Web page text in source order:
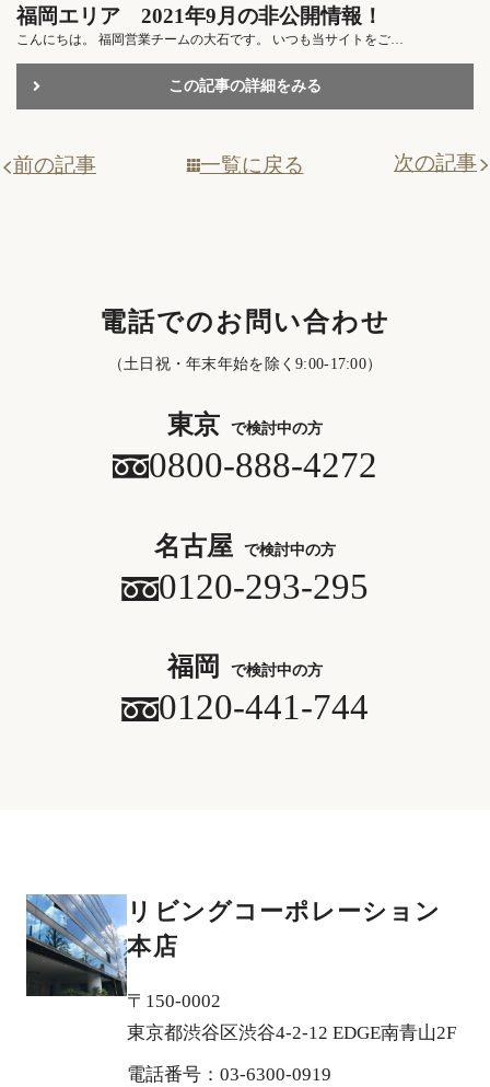
福岡エリア 2021年9月の非公開情報！
こんにちは。 福岡営業チームの大石です。 いつも当サイトをご…
この記事の詳細をみる
前の記事 一覧に戻る 次の記事
電話でのお問い合わせ
（土日祝・年末年始を除く9:00-17:00）
東京 で検討中の方
0800-888-4272
名古屋 で検討中の方
0120-293-295
福岡 で検討中の方
0120-441-744
リビングコーポレーション
本店
〒150-0002
東京都渋谷区渋谷4-2-12 EDGE南青山2F
電話番号：03-6300-0919